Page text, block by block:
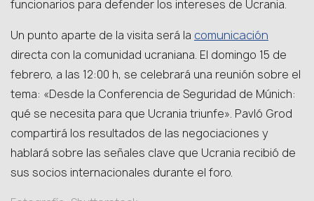
funcionarios para defender los intereses de Ucrania.
Un punto aparte de la visita será la comunicación
directa con la comunidad ucraniana. El domingo 15 de
febrero, a las 12:00 h, se celebrará una reunión sobre el
tema: «Desde la Conferencia de Seguridad de Múnich:
qué se necesita para que Ucrania triunfe». Pavló Grod
compartirá los resultados de las negociaciones y
hablará sobre las señales clave que Ucrania recibió de
sus socios internacionales durante el foro.